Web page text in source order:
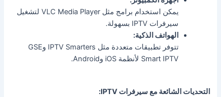
يمكن استخدام برامج مثل VLC Media Player لتشغيل
سيرفرات IPTV بسهولة.
الهواتف الذكية:
تتوفر تطبيقات متعددة مثل IPTV Smarters وGSE
Smart IPTV لأنظمة iOS وAndroid.
التحديات الشائعة مع سيرفرات IPTV: